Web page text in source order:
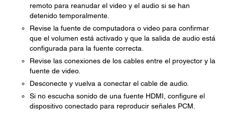
remoto para reanudar el video y el audio si se han
detenido temporalmente.
Revise la fuente de computadora o video para confirmar
que el volumen está activado y que la salida de audio está
configurada para la fuente correcta.
Revise las conexiones de los cables entre el proyector y la
fuente de video.
Desconecte y vuelva a conectar el cable de audio.
Si no escucha sonido de una fuente HDMI, configure el
dispositivo conectado para reproducir señales PCM.